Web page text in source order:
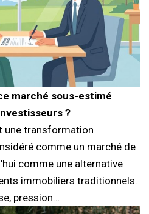
marché sous-estimé
?
une transformation
comme un marché de
comme une alternative
immobiliers traditionnels.
pression…